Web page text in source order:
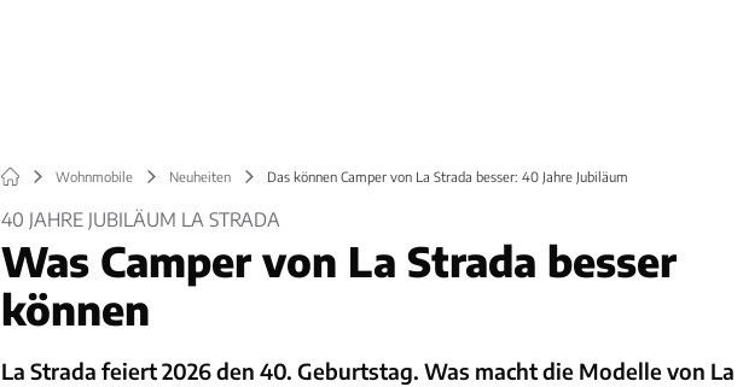
Wohnmobile Neuheiten Das können Camper von La Strada besser: 40 Jahre Jubiläum
40 JAHRE JUBILÄUM LA STRADA
Was Camper von La Strada besser
können
La Strada feiert 2026 den 40. Geburtstag. Was macht die Modelle von La